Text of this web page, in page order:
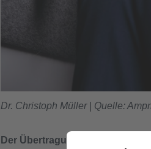
Dr. Christoph Müller | Quelle:
Der Übertragungsnetzbetreiber